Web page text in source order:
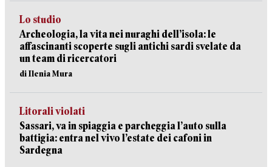
Lo studio
Archeologia, la vita nei nuraghi dell’isola: le
affascinanti scoperte sugli antichi sardi svelate da
un team di ricercatori
di Ilenia Mura
Litorali violati
Sassari, va in spiaggia e parcheggia l’auto sulla
battigia: entra nel vivo l’estate dei cafoni in
Sardegna